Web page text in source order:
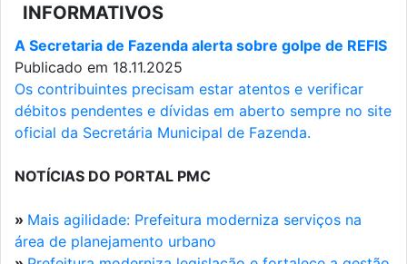
INFORMATIVOS
A Secretaria de Fazenda alerta sobre golpe de REFIS
Publicado em 18.11.2025
Os contribuintes precisam estar atentos e verificar
débitos pendentes e dívidas em aberto sempre no site
oficial da Secretária Municipal de Fazenda.
NOTÍCIAS DO PORTAL PMC
» Mais agilidade: Prefeitura moderniza serviços na
área de planejamento urbano